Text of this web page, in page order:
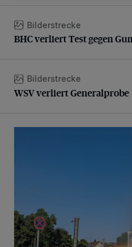
BHC verliert Test gegen
Bilderstrecke
BHC verliert Test gegen
WSV verliert Generalprobe
Bilderstrecke
WSV verliert Generalprobe